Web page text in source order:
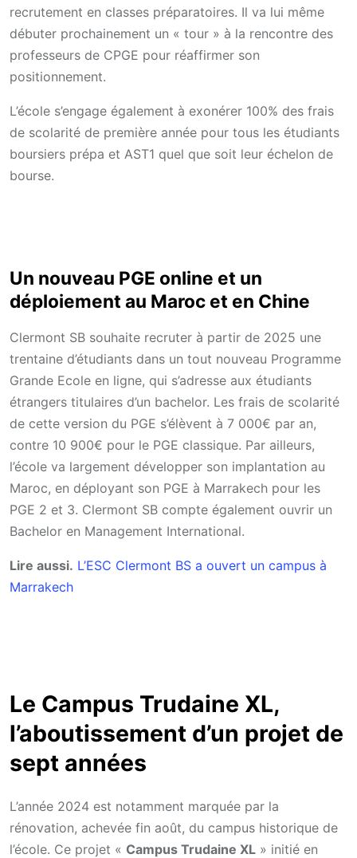
recrutement en classes préparatoires. Il va lui même
débuter prochainement un « tour » à la rencontre des
professeurs de CPGE pour réaffirmer son
positionnement.
L’école s’engage également à exonérer 100% des frais
de scolarité de première année pour tous les étudiants
boursiers prépa et AST1 quel que soit leur échelon de
bourse.
Un nouveau PGE online et un
déploiement au Maroc et en Chine
Clermont SB souhaite recruter à partir de 2025 une
trentaine d’étudiants dans un tout nouveau Programme
Grande Ecole en ligne, qui s’adresse aux étudiants
étrangers titulaires d’un bachelor. Les frais de scolarité
de cette version du PGE s’élèvent à 7 000€ par an,
contre 10 900€ pour le PGE classique. Par ailleurs,
l’école va largement développer son implantation au
Maroc, en déployant son PGE à Marrakech pour les
PGE 2 et 3. Clermont SB compte également ouvrir un
Bachelor en Management International.
Lire aussi. L’ESC Clermont BS a ouvert un campus à
Marrakech
Le Campus Trudaine XL,
l’aboutissement d’un projet de
sept années
L’année 2024 est notamment marquée par la
rénovation, achevée fin août, du campus historique de
l’école. Ce projet « Campus Trudaine XL » initié en